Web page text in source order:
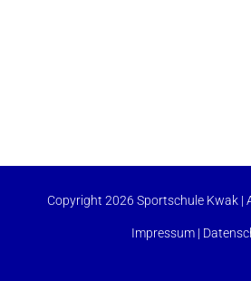
Copyright 2026 Sportschule Kwak |
Impressum |